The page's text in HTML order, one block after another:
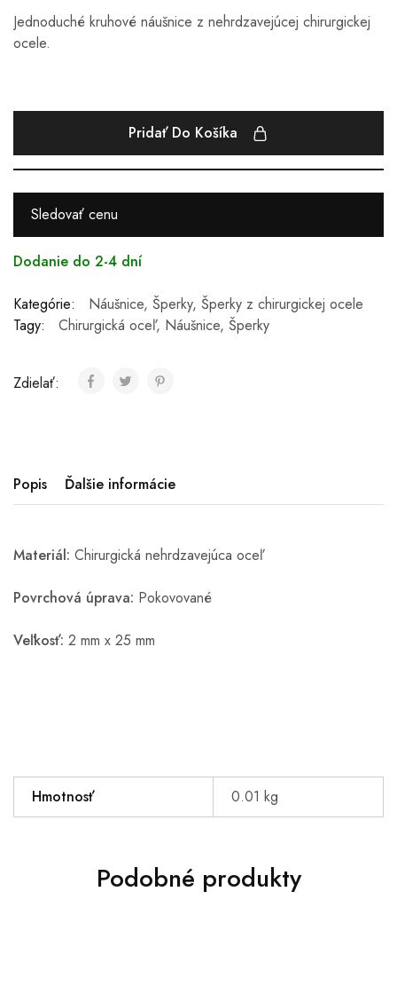
Jednoduché kruhové náušnice z nehrdzavejúcej chirurgickej
ocele.
Pridať Do Košíka
Sledovať cenu
Dodanie do 2-4 dní
Kategórie: Náušnice, Šperky, Šperky z chirurgickej ocele
Tagy:
Chirurgická oceľ, Náušnice, Šperky
Zdielať:
Popis Ďalšie informácie
Materiál: Chirurgická nehrdzavejúca oceľ
Povrchová úprava: Pokovované
Veľkosť: 2 mm x 25 mm
Hmotnosť 0.01 kg
Podobné produkty